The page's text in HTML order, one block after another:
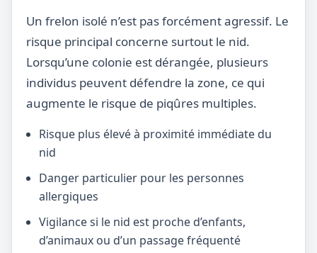
Un frelon isolé n’est pas forcément agressif. Le
risque principal concerne surtout le nid.
Lorsqu’une colonie est dérangée, plusieurs
individus peuvent défendre la zone, ce qui
augmente le risque de piqûres multiples.
Risque plus élevé à proximité immédiate du
nid
Danger particulier pour les personnes
allergiques
Vigilance si le nid est proche d’enfants,
d’animaux ou d’un passage fréquenté